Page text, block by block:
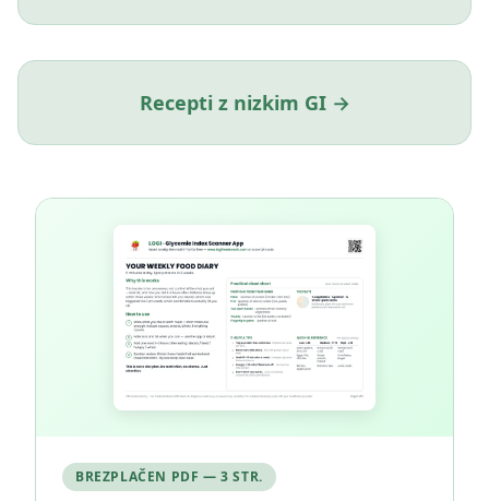
Recepti z nizkim GI →
BREZPLAČEN PDF — 3 STR.